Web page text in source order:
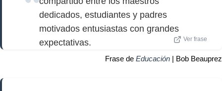
dedicados, estudiantes y padres
motivados entusiastas con grandes
expectativas.
Ver frase
Frase de Educación | Bob Beauprez